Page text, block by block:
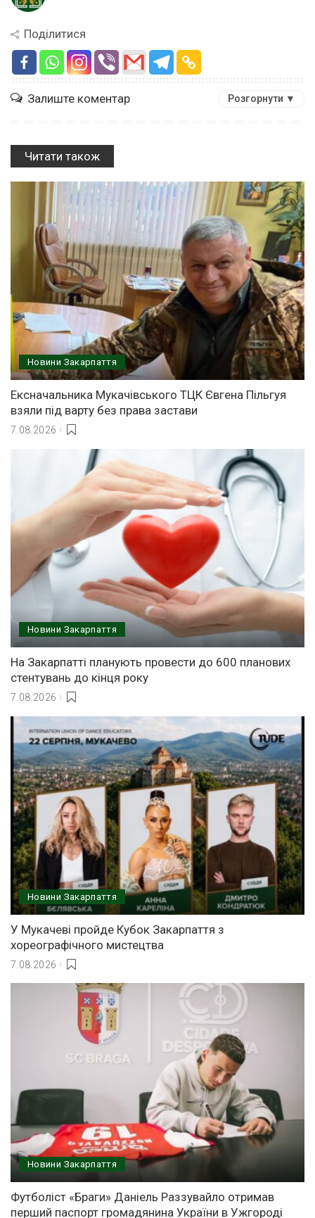
Поділитися
Залиште коментар Розгорнути ▼
Читати також
Новини Закарпаття
Ексначальника Мукачівського ТЦК Євгена Пільгуя
взяли під варту без права застави
7.08.2026
Новини Закарпаття
На Закарпатті планують провести до 600 планових
стентувань до кінця року
7.08.2026
Новини Закарпаття
У Мукачеві пройде Кубок Закарпаття з
хореографічного мистецтва
7.08.2026
Новини Закарпаття
Футболіст «Браги» Даніель Раззувайло отримав
перший паспорт громадянина України в Ужгороді